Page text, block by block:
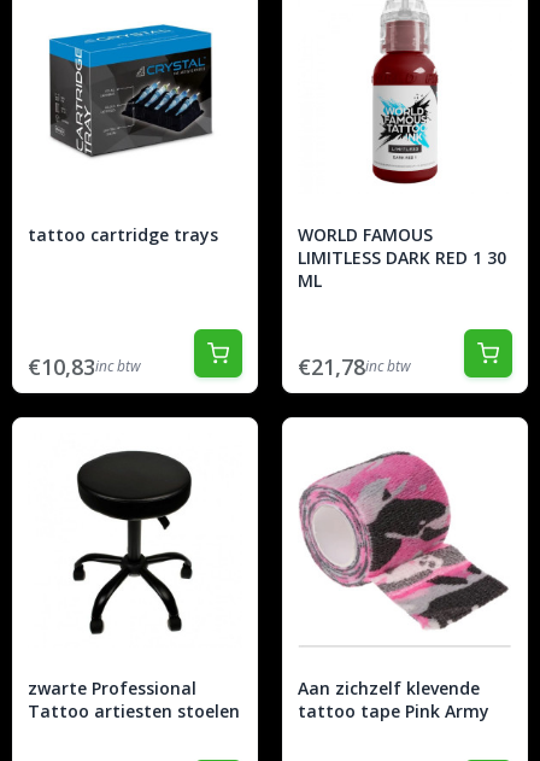
tattoo cartridge trays
€10,83inc btw
WORLD FAMOUS
LIMITLESS DARK RED 1 30
ML
€21,78inc btw
zwarte Professional
Tattoo artiesten stoelen
Aan zichzelf klevende
tattoo tape Pink Army